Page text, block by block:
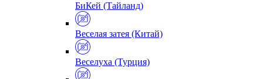
БиКей (Тайланд)
Веселая затея (Китай)
Веселуха (Турция)